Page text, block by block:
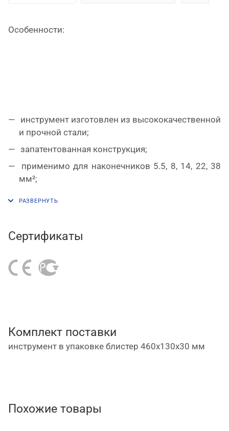
Особенности:
и прочной стали;
запатентованная конструкция;
мм²;
Сертификаты
Комплект поставки
инструмент в упаковке блистер 460х130х30 мм
Похожие товары